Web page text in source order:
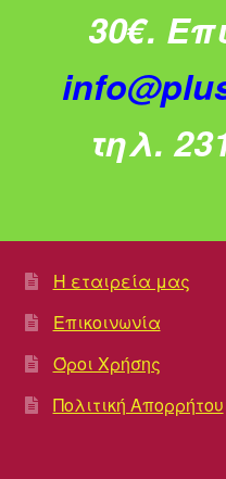
30€.
τηλ.
Η εταιρεία μας
Επικοινωνία
Όροι Χρήσης
Πολιτική Απορρήτου